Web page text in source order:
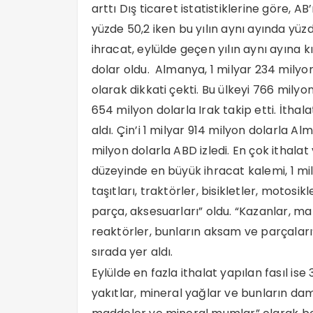
arttı Dış ticaret istatistiklerine göre,
yüzde 50,2 iken bu yılın aynı ayında
ihracat, eylülde geçen yılın aynı ayına
dolar oldu. Almanya, 1 milyar 234
olarak dikkati çekti. Bu ülkeyi 766
654 milyon dolarla Irak takip etti.
aldı. Çin’i 1 milyar 914 milyon dolarla
milyon dolarla ABD izledi. En çok
düzeyinde en büyük ihracat kalemi, 1
taşıtları, traktörler, bisikletler,
parça, aksesuarları” oldu. “Kazanlar,
reaktörler, bunların aksam ve
sırada yer aldı.
Eylülde en fazla ithalat yapılan fasıl
yakıtlar, mineral yağlar ve bunların